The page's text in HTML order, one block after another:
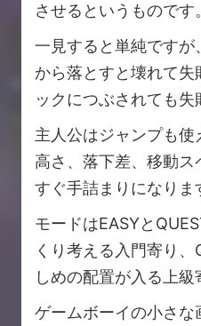
させるというものです。
一見すると単純です
から落とすと壊れて失
ックにつぶされても失
主人公はジャンプも
高さ、落下差、移動ス
すぐ手詰まりになりま
モードはEASYと
くり考える入門寄り
しめの配置が入る上級
ゲームボーイの小さな